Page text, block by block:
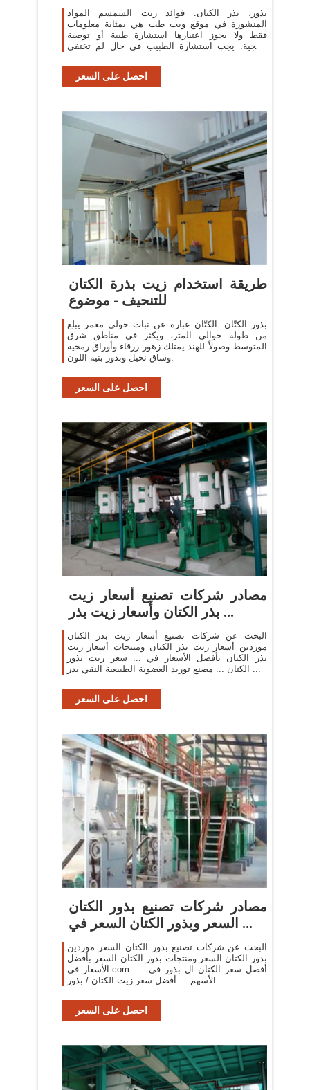
بذور، بذر الكتان. فوائد زيت السمسم المواد
المنشورة في موقع ويب طب هي بمثابة معلومات
فقط ولا يجوز اعتبارها استشارة طبية أو توصية
علاجية. يجب استشارة الطبيب في حال لم تختفي
احصل على السعر
طريقة استخدام زيت بذرة الكتان
للتنحيف - موضوع
بذور الكتّان. الكتّان عبارة عن نبات حولي معمر يبلغ
من طوله حوالي المتر، ويكثر في مناطق شرق
المتوسط وصولاً للهند يمتلك زهور زرقاء وأوراق رمحية
وساق نحيل وبذور بنية اللون.
احصل على السعر
مصادر شركات تصنيع أسعار زيت
بذر الكتان وأسعار زيت بذر ...
البحث عن شركات تصنيع أسعار زيت بذر الكتان
موردين أسعار زيت بذر الكتان ومنتجات أسعار زيت
بذر الكتان بأفضل الأسعار في ... سعر زيت بذور
الكتان ... مصنع توريد العضوية الطبيعية النقي بذر ...
احصل على السعر
مصادر شركات تصنيع بذور الكتان
السعر وبذور الكتان السعر في ...
البحث عن شركات تصنيع بذور الكتان السعر موردين
بذور الكتان السعر ومنتجات بذور الكتان السعر بأفضل
الأسعار في.com. ... أفضل سعر الكتان ال بذور في
الأسهم ... أفضل سعر زيت الكتان / بذور ...
احصل على السعر